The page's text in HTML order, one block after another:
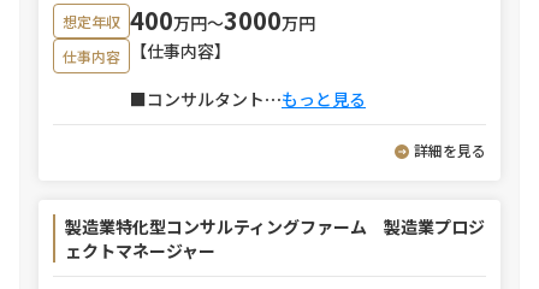
想定年収 400万円〜3000万円
仕事内容
【仕事内容】
■コンサルタント⋯もっと見る
詳細を見る
製造業特化型コンサルティングファーム 製造業プロジ
ェクトマネージャー